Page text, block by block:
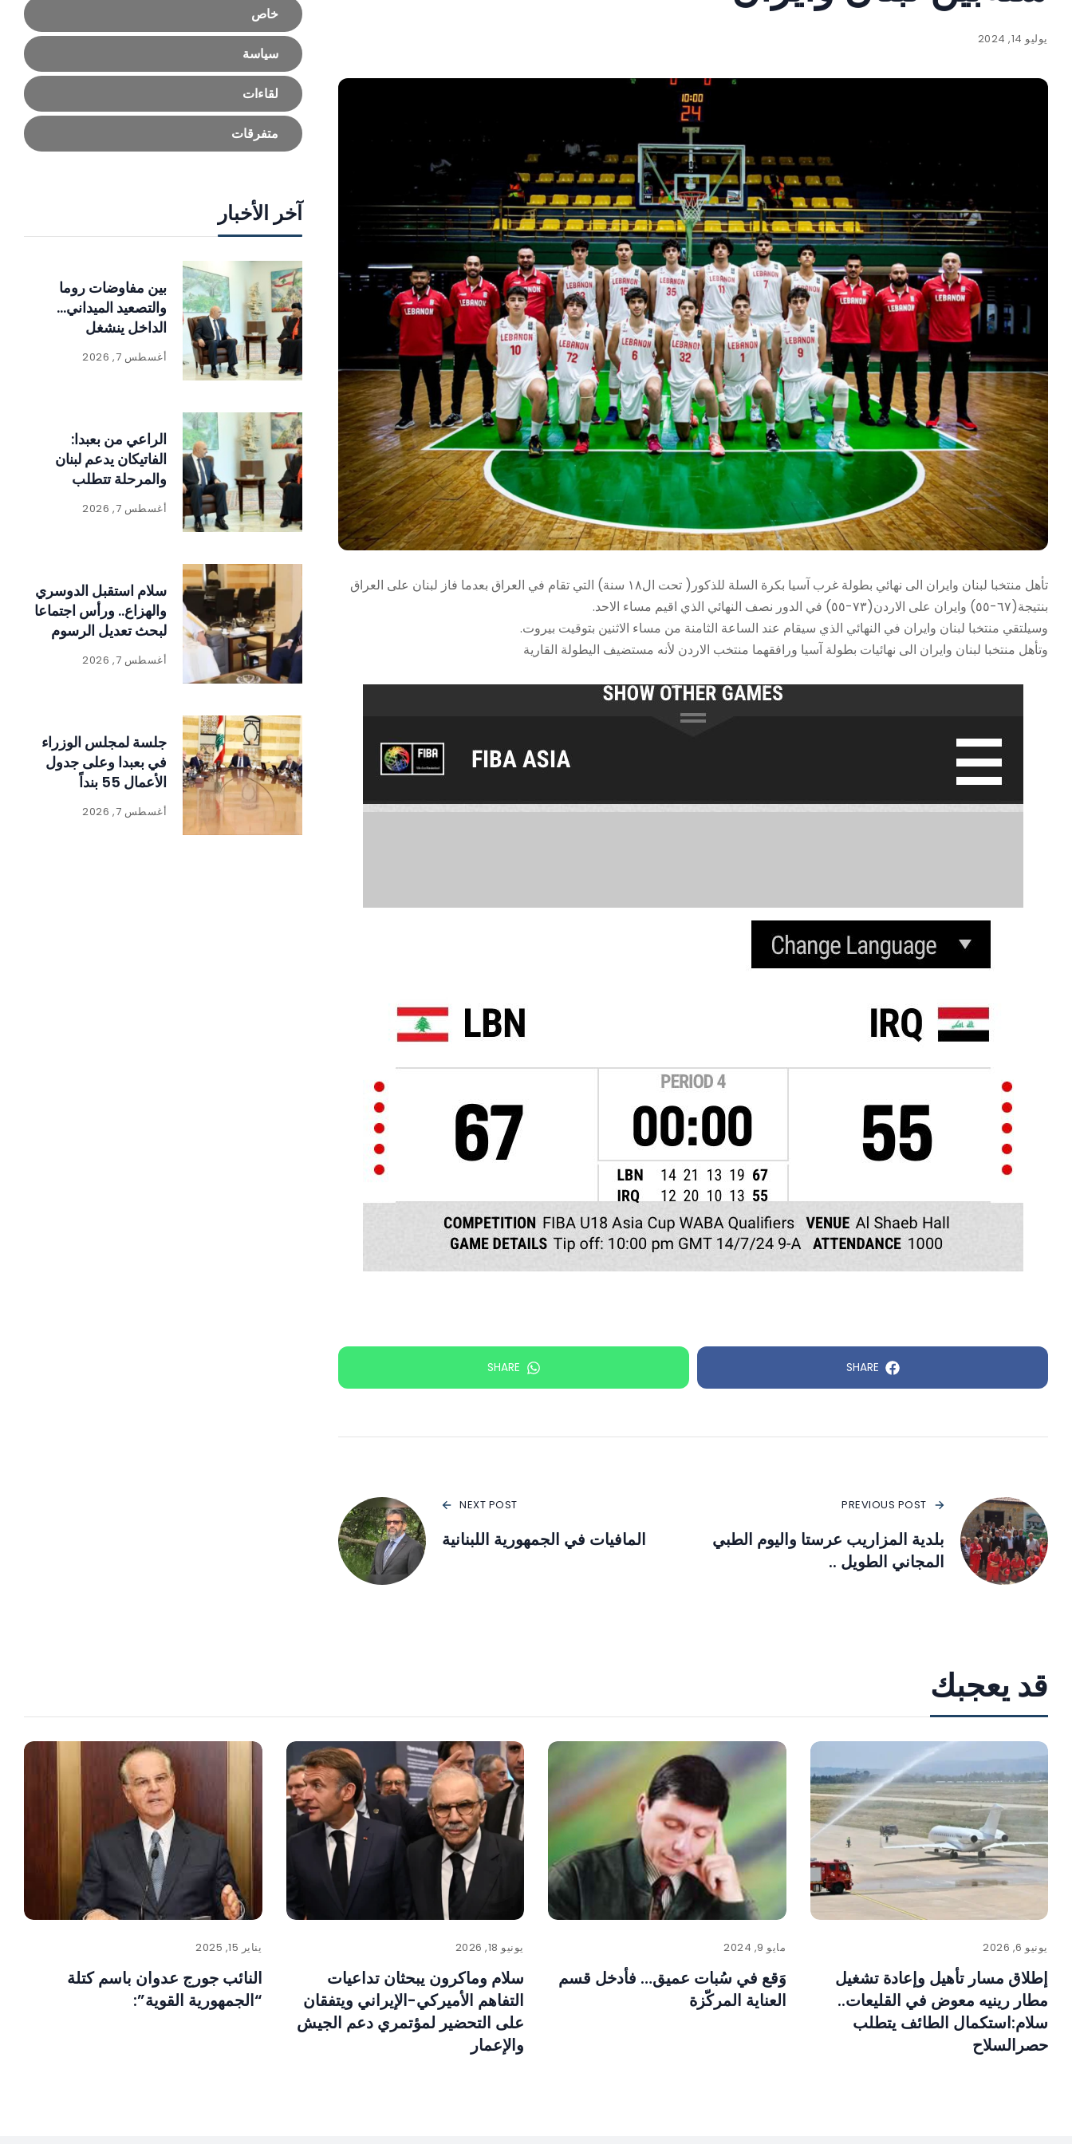
يوليو 14, 2024
تأهل منتخبا لبنان وايران الى نهائي بطولة غرب آسيا بكرة السلة للذكور( تحت ال١٨ سنة) التي تقام في العراق بعدما فاز لبنان على العراق
بنتيجة(٦٧-٥٥) وايران على الاردن(٧٣-٥٥) في الدور نصف النهائي الذي اقيم مساء الاحد.
وسيلتقي منتخبا لبنان وايران في النهائي الذي سيقام عند الساعة الثامنة من مساء الاثنين بتوقيت بيروت.
وتأهل منتخبا لبنان وايران الى نهائيات بطولة آسيا ورافقهما منتخب الاردن لأنه مستضيف اليطولة القارية
SHARE
SHARE
PREVIOUS POST
بلدية المزاريب عرستا واليوم الطبي
المجاني الطويل ..
NEXT POST
المافيات في الجمهورية اللبنانية
خاص
سياسة
لقاءات
متفرقات
آخر الأخبار
بين مفاوضات روما
والتصعيد الميداني…
الداخل ينشغل
بالإصلاحات
أغسطس 7, 2026
الراعي من بعبدا:
الفاتيكان يدعم لبنان
والمرحلة تتطلب
الالتفاف حول الدولة
ومؤسساتها
أغسطس 7, 2026
سلام استقبل الدوسري
والهزاع.. ورأس اجتماعا
لبحث تعديل الرسوم
على المواد المنتجة
للنفايات
أغسطس 7, 2026
جلسة لمجلس الوزراء
في بعبدا وعلى جدول
الأعمال 55 بنداً
أغسطس 7, 2026
قد يعجبك
يونيو 6, 2026
إطلاق مسار تأهيل وإعادة تشغيل
مطار رينيه معوض في القليعات..
سلام:استكمال الطائف يتطلب
حصرالسلاح
مايو 9, 2024
وَقع في سُبات عميق… فأُدخل قسم
العناية المركّزة
يونيو 18, 2026
سلام وماكرون يبحثان تداعيات
التفاهم الأميركي-الإيراني ويتفقان
على التحضير لمؤتمري دعم الجيش
والإعمار
يناير 15, 2025
النائب جورج عدوان باسم كتلة
“الجمهورية القوية”: